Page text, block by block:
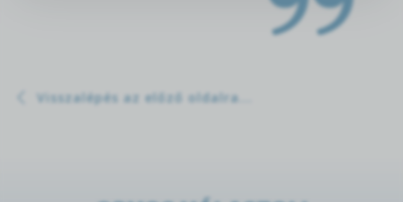
Visszalépés az előző oldalra...